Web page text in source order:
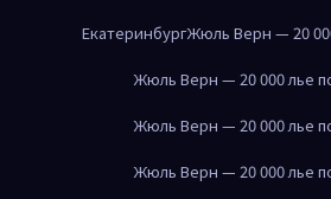
ЕкатеринбургЖюль Верн — 20
Жюль Верн — 20 000 лье
Жюль Верн — 20 000 лье
Жюль Верн — 20 000 лье